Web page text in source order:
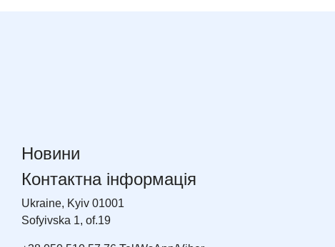
Новини
Контактна інформація
Ukraine, Kyiv 01001
Sofyivska 1, of.19